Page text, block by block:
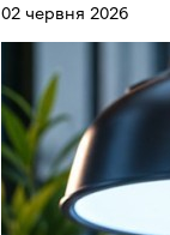
02 червня 2026